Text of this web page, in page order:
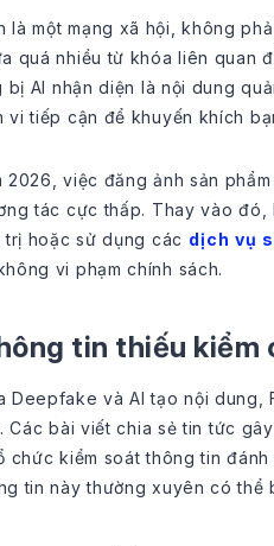
là một mạng xã hội, không
quá nhiều từ khóa liên
AI nhận diện là nội dung
vi tiếp cận để khuyến khích
việc đăng ảnh sản
tác cực thấp. Thay vào
hoặc sử dụng các dịch vụ
vi phạm chính sách.
tin thiếu kiểm
Deepfake và AI tạo nội
Các bài viết chia sẻ tin tức
chức kiểm soát thông tin
tin này thường xuyên có thể